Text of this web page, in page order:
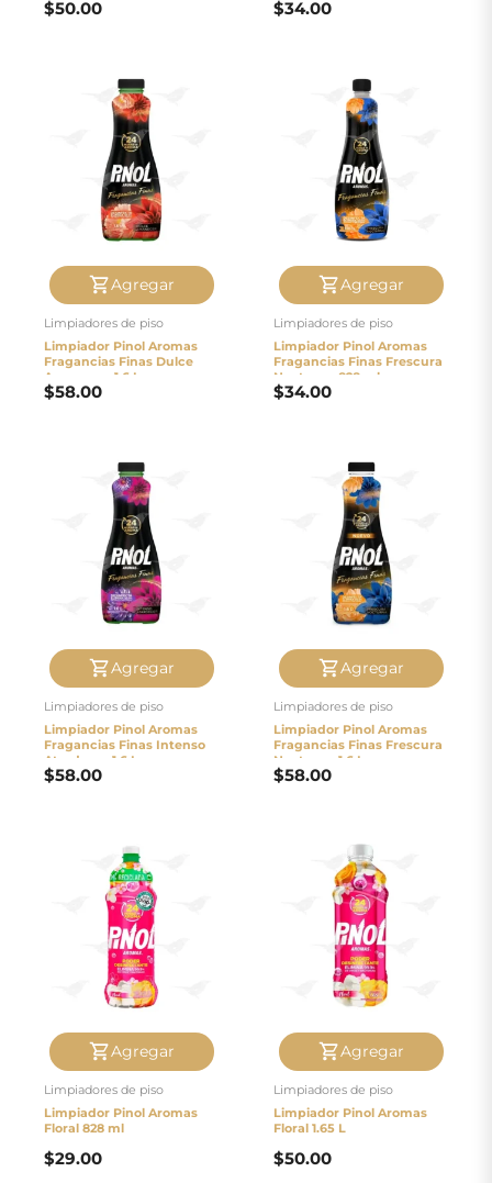
$50.00 $34.00
Agregar
Limpiadores de piso
Limpiador Pinol Aromas
Fragancias Finas Dulce
Amanecer 1.6 L
$58.00
Agregar
Limpiadores de piso
Limpiador Pinol Aromas
Fragancias Finas Frescura
Nocturna 828 ml
$34.00
Agregar
Limpiadores de piso
Limpiador Pinol Aromas
Fragancias Finas Intenso
Atardecer 1.6 L
$58.00
Agregar
Limpiadores de piso
Limpiador Pinol Aromas
Fragancias Finas Frescura
Nocturna 1.6 L
$58.00
Agregar
Limpiadores de piso
Limpiador Pinol Aromas
Floral 828 ml
$29.00
Agregar
Limpiadores de piso
Limpiador Pinol Aromas
Floral 1.65 L
$50.00